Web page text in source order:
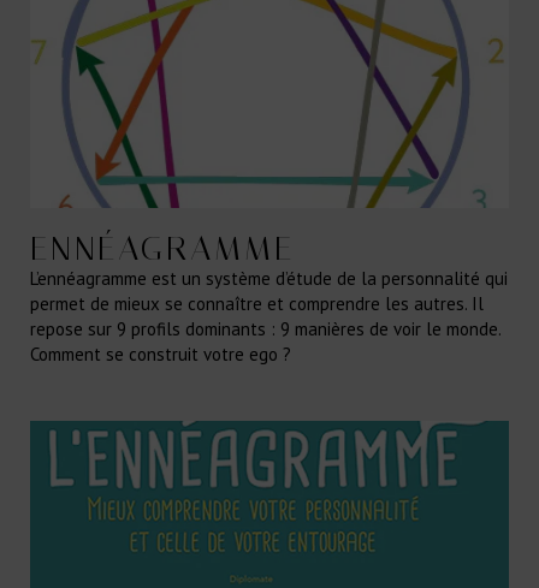
ENNÉAGRAMME
L’ennéagramme est un système d’étude de la personnalité qui
permet de mieux se connaître et comprendre les autres. Il
repose sur 9 profils dominants : 9 manières de voir le monde.
Comment se construit votre ego ?